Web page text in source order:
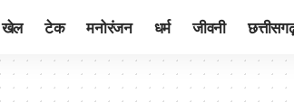
खेल टेक मनोरंजन धर्म जीवनी